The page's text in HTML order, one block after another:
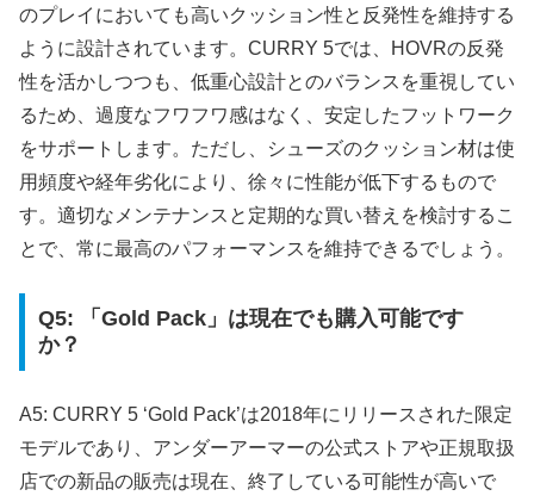
のプレイにおいても高いクッション性と反発性を維持する
ように設計されています。CURRY 5では、HOVRの反発
性を活かしつつも、低重心設計とのバランスを重視してい
るため、過度なフワフワ感はなく、安定したフットワーク
をサポートします。ただし、シューズのクッション材は使
用頻度や経年劣化により、徐々に性能が低下するもので
す。適切なメンテナンスと定期的な買い替えを検討するこ
とで、常に最高のパフォーマンスを維持できるでしょう。
Q5: 「Gold Pack」は現在でも購入可能です
か？
A5: CURRY 5 ‘Gold Pack’は2018年にリリースされた限定
モデルであり、アンダーアーマーの公式ストアや正規取扱
店での新品の販売は現在、終了している可能性が高いで